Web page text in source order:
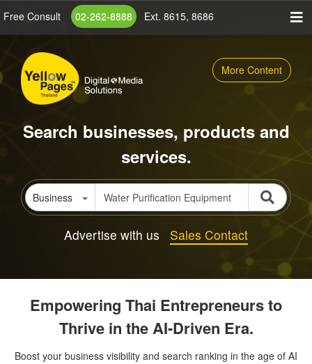
content
Free Consult 02-262-8888 Ext. 8615, 8686
More Content
Search businesses, products and
services.
Business
Advertise with us Sales Contact
Empowering Thai Entrepreneurs to
Thrive in the AI-Driven Era.
Boost your business visibility and search ranking in the age of AI